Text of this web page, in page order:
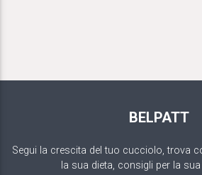
BELPATT
Segui la crescita del tuo cucciolo, trova
la sua dieta, consigli per la